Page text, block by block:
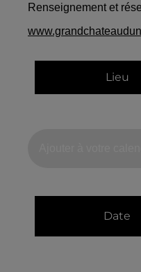
Renseignement et
Lieu
Date